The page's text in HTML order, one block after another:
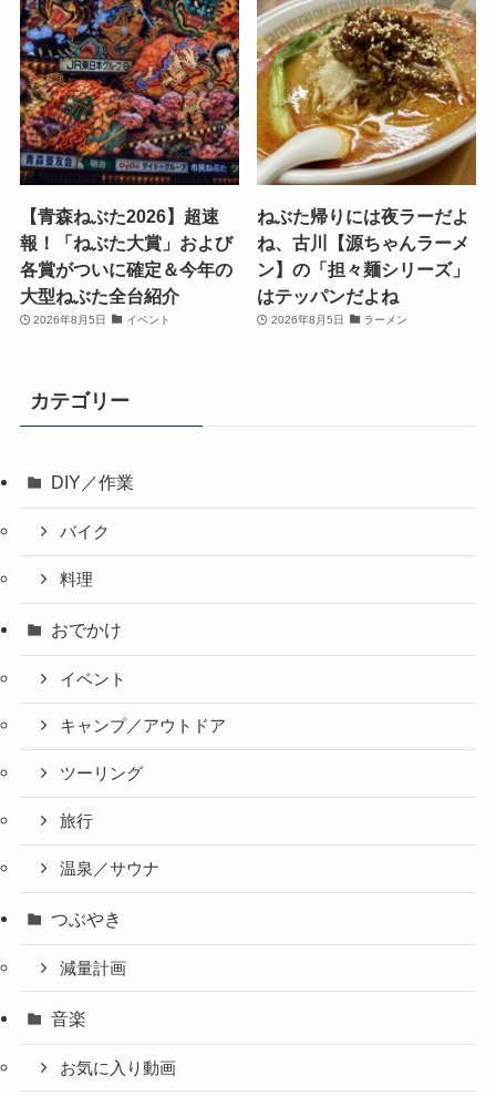
【青森ねぶた2026】超速
報！「ねぶた大賞」および
各賞がついに確定＆今年の
大型ねぶた全台紹介
2026年8月5日 イベント
ねぶた帰りには夜ラーだよ
ね、古川【源ちゃんラーメ
ン】の「担々麺シリーズ」
はテッパンだよね
2026年8月5日 ラーメン
カテゴリー
DIY／作業
バイク
料理
おでかけ
イベント
キャンプ／アウトドア
ツーリング
旅行
温泉／サウナ
つぶやき
減量計画
音楽
お気に入り動画